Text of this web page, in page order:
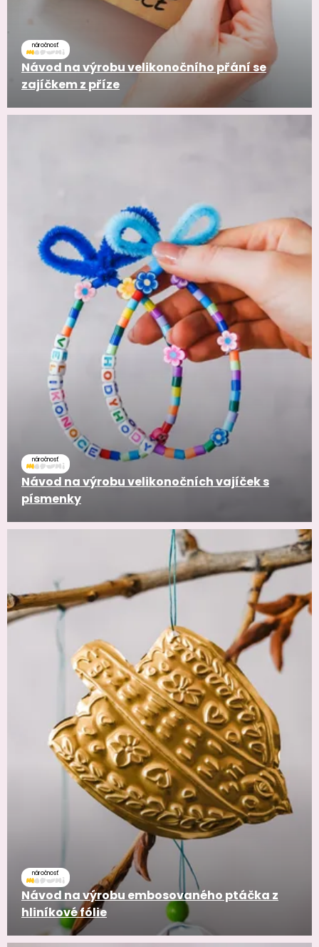
náročnosť
Návod na výrobu velikonočního přání se
zajíčkem z příze
náročnosť
Návod na výrobu velikonočních vajíček s
písmenky
náročnosť
Návod na výrobu embosovaného ptáčka z
hliníkové fólie